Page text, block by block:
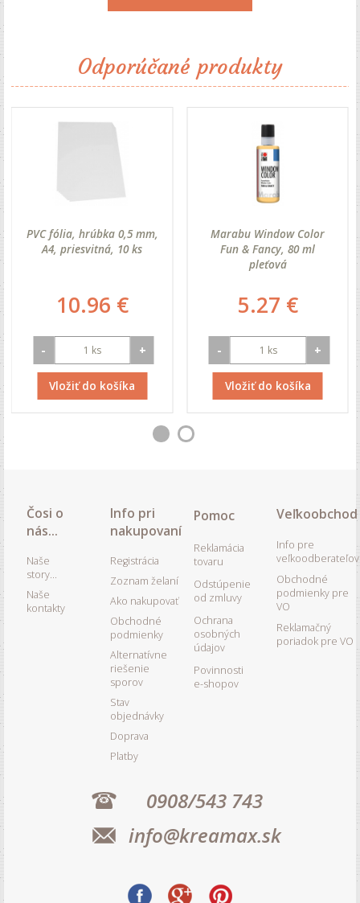
Odporúčané produkty
PVC fólia, hrúbka 0,5 mm,
A4, priesvitná, 10 ks
10.96 €
- +
Vložiť do košíka
Marabu Window Color
Fun & Fancy, 80 ml
pleťová
5.27 €
- +
Vložiť do košíka
Čosi o
nás...
Naše
story...
Naše
kontakty
Info pri
nakupovaní
Registrácia
Zoznam želaní
Ako nakupovať
Obchodné
podmienky
Alternatívne
riešenie
sporov
Stav
objednávky
Doprava
Platby
Pomoc
Reklamácia
tovaru
Odstúpenie
od zmluvy
Ochrana
osobných
údajov
Povinnosti
e-shopov
Veľkoobchod
Info pre
veľkoodberateľov
Obchodné
podmienky pre
VO
Reklamačný
poriadok pre VO
0908/543 743
info@kreamax.sk